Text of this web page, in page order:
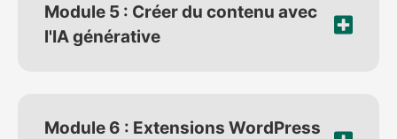
Module 5 : Créer du contenu avec
l'IA générative
Module 6 : Extensions WordPress